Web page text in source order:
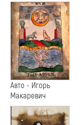
Авто - Игорь
Макаревич